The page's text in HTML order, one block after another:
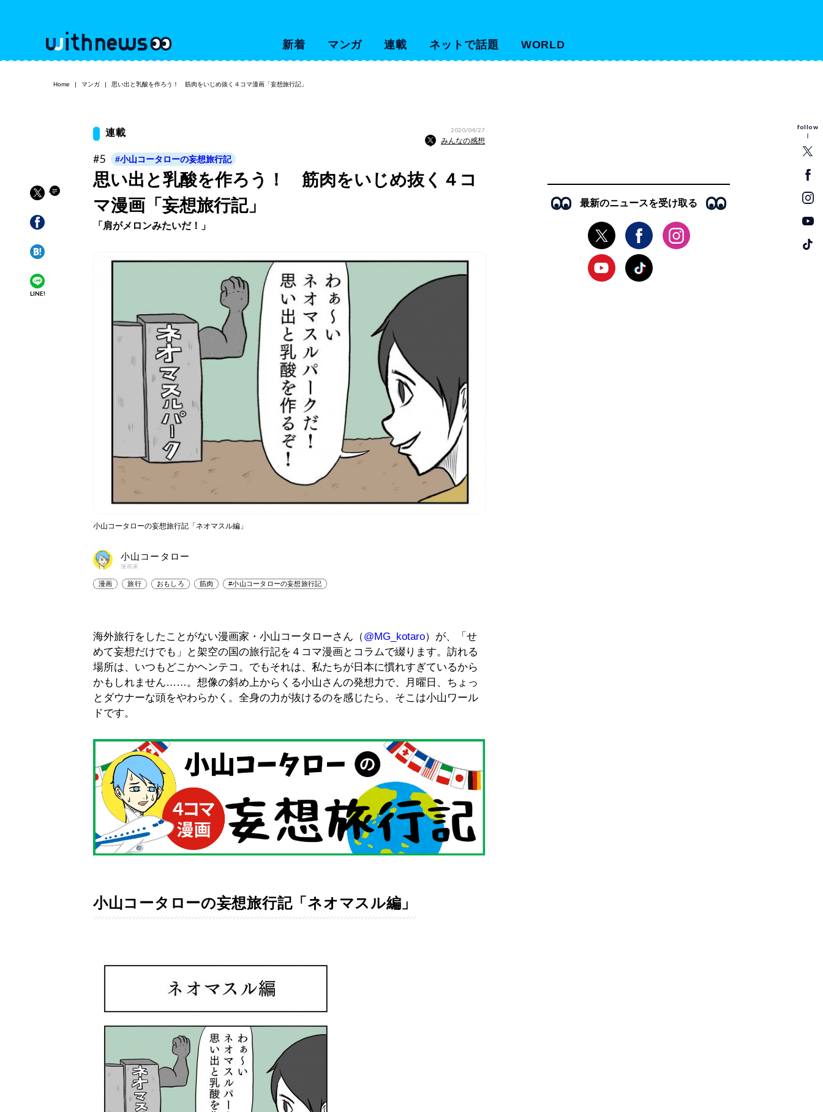
新着 マンガ 連載 ネットで話題 WORLD
follow
Home マンガ 思い出と乳酸を作ろう！ 筋肉をいじめ抜く４コマ漫画「妄想旅行記」
LINE!
連載 2020/04/27
みんなの感想
#5 #小山コータローの妄想旅行記
思い出と乳酸を作ろう！ 筋肉をいじめ抜く４コ
マ漫画「妄想旅行記」
「肩がメロンみたいだ！」
小山コータローの妄想旅行記「ネオマスル編」
小山コータロー
漫画家
漫画 旅行 おもしろ 筋肉 #小山コータローの妄想旅行記
海外旅行をしたことがない漫画家・小山コータローさん（@MG_kotaro）が、「せ
めて妄想だけでも」と架空の国の旅行記を４コマ漫画とコラムで綴ります。訪れる
場所は、いつもどこかヘンテコ。でもそれは、私たちが日本に慣れすぎているから
かもしれません……。想像の斜め上からくる小山さんの発想力で、月曜日、ちょっ
とダウナーな頭をやわらかく。全身の力が抜けるのを感じたら、そこは小山ワール
ドです。
小山コータローの妄想旅行記「ネオマスル編」
最新のニュースを受け取る